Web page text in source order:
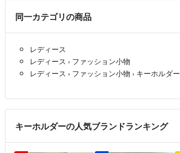
同一カテゴリの商品
レディース
レディース › ファッション小物
レディース › ファッション小物 › キーホルダー
キーホルダーの人気ブランドランキング